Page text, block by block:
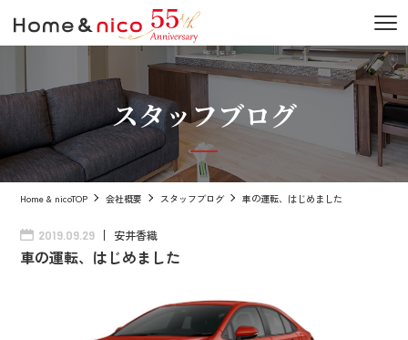
スタッフブログ
Home & nicoTOP 会社概要 スタッフブログ 車の運転、はじめました
2019.09.29 安井香織
車の運転、はじめました